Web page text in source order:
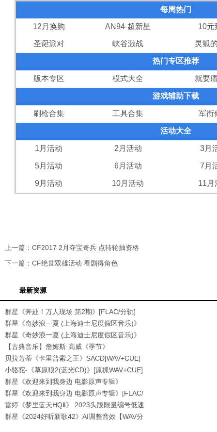
每周热门
12月换购 AN94-超新星 10元
圣诞派对 峡谷激战 灵狐
热门专区推荐
版本专区 模式大全 就要
游戏辅助下载
刷枪合集 工具合集 军衔
活动大全
1月活动 2月活动 3月
5月活动 6月活动 7月
9月活动 10月活动 11月
上一篇： CF2017 2月夺宝奇兵 点转轮抽资格
下一篇： CF绝世双雄活动 看剧得角色
最新资源
群星《奔赴！万人现场 第2期》[FLAC/分轨]
[518.8
群星《奇妙浪一夏 (上海迪士尼度假区音乐)》
[32
群星《奇妙浪一夏 (上海迪士尼度假区音乐)》
[FL
【古典音乐】詹姆斯·高威《季节》
1993[WAV+CUE]
贝拉芳蒂《卡里普索之王》SACD[WAV+CUE]
小骆驼-《草原狼2(蓝光CD)》[原抓WAV+CUE]
群星《欢迎来到我身边 电影原声专辑》
[320K/MP3
群星《欢迎来到我身边 电影原声专辑》[FLAC/
分轨
雷婷《梦里蓝天HQⅡ》 2023头版限量编号低速
原抓
群星《2024好听新歌42》AI调整音效【WAV分